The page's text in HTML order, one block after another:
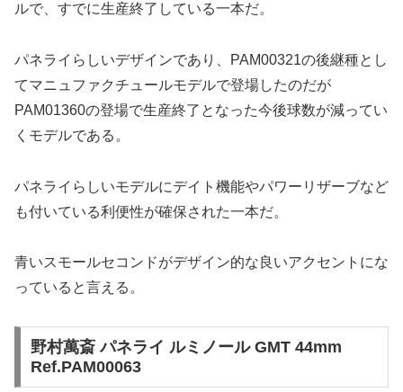
ルで、すでに生産終了している一本だ。
パネライらしいデザインであり、PAM00321の後継種とし
てマニュファクチュールモデルで登場したのだが
PAM01360の登場で生産終了となった今後球数が減ってい
くモデルである。
パネライらしいモデルにデイト機能やパワーリザーブなど
も付いている利便性が確保された一本だ。
青いスモールセコンドがデザイン的な良いアクセントにな
っていると言える。
野村萬斎 パネライ ルミノール GMT 44mm
Ref.PAM00063